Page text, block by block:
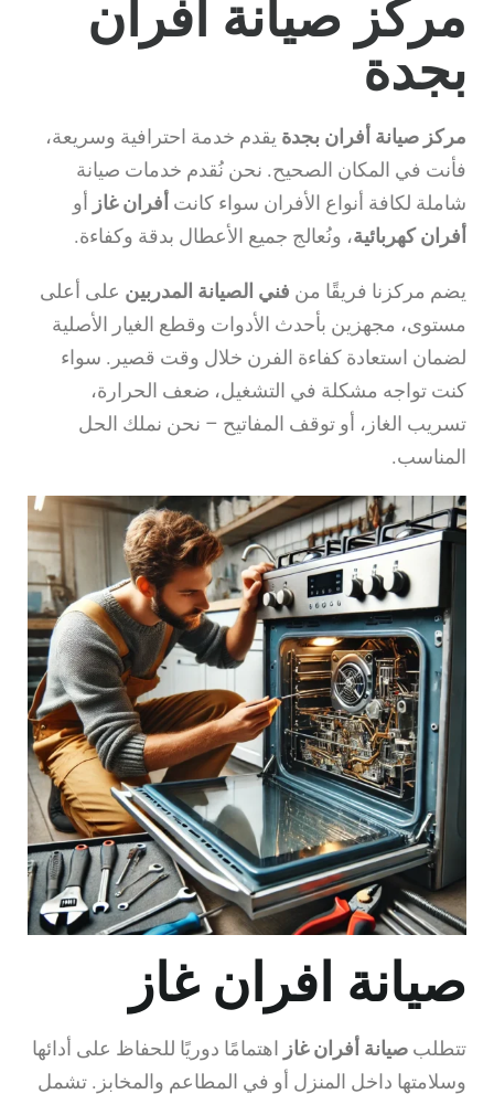
مركز صيانة أفران
بجدة
مركز صيانة أفران بجدة يقدم خدمة احترافية وسريعة،
فأنت في المكان الصحيح. نحن نُقدم خدمات صيانة
شاملة لكافة أنواع الأفران سواء كانت أفران غاز أو
أفران كهربائية، ونُعالج جميع الأعطال بدقة وكفاءة.
يضم مركزنا فريقًا من فني الصيانة المدربين على أعلى
مستوى، مجهزين بأحدث الأدوات وقطع الغيار الأصلية
لضمان استعادة كفاءة الفرن خلال وقت قصير. سواء
كنت تواجه مشكلة في التشغيل، ضعف الحرارة،
تسريب الغاز، أو توقف المفاتيح – نحن نملك الحل
المناسب.
صيانة افران غاز
تتطلب صيانة أفران غاز اهتمامًا دوريًا للحفاظ على أدائها
وسلامتها داخل المنزل أو في المطاعم والمخابز. تشمل